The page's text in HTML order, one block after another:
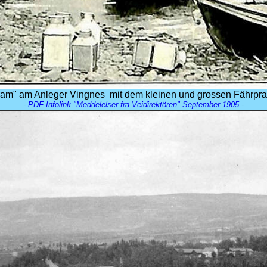
am Anleger Vingnes mit dem kleinen und grossen
- PDF-Infolink "Meddelelser fra Veidirektören" September 1905-